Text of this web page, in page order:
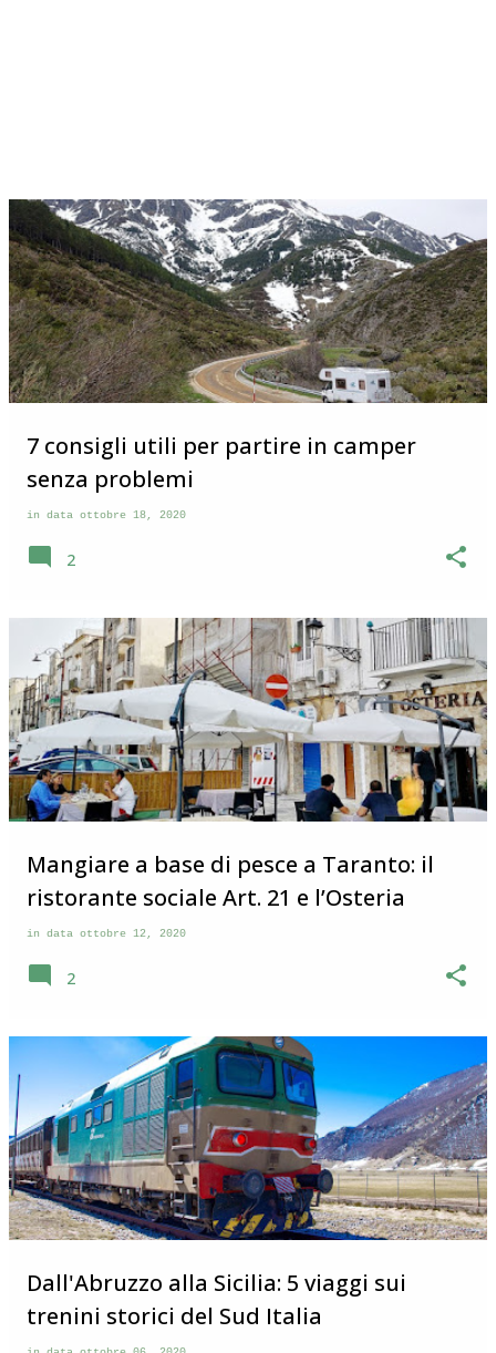
7 consigli utili per partire in camper
senza problemi
in data ottobre 18, 2020
2
Mangiare a base di pesce a Taranto: il
ristorante sociale Art. 21 e l’Osteria
in data ottobre 12, 2020
2
Dall'Abruzzo alla Sicilia: 5 viaggi sui
trenini storici del Sud Italia